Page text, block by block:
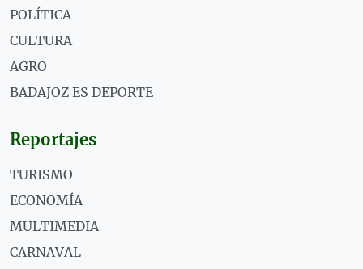
POLÍTICA
CULTURA
AGRO
BADAJOZ ES DEPORTE
Reportajes
TURISMO
ECONOMÍA
MULTIMEDIA
CARNAVAL